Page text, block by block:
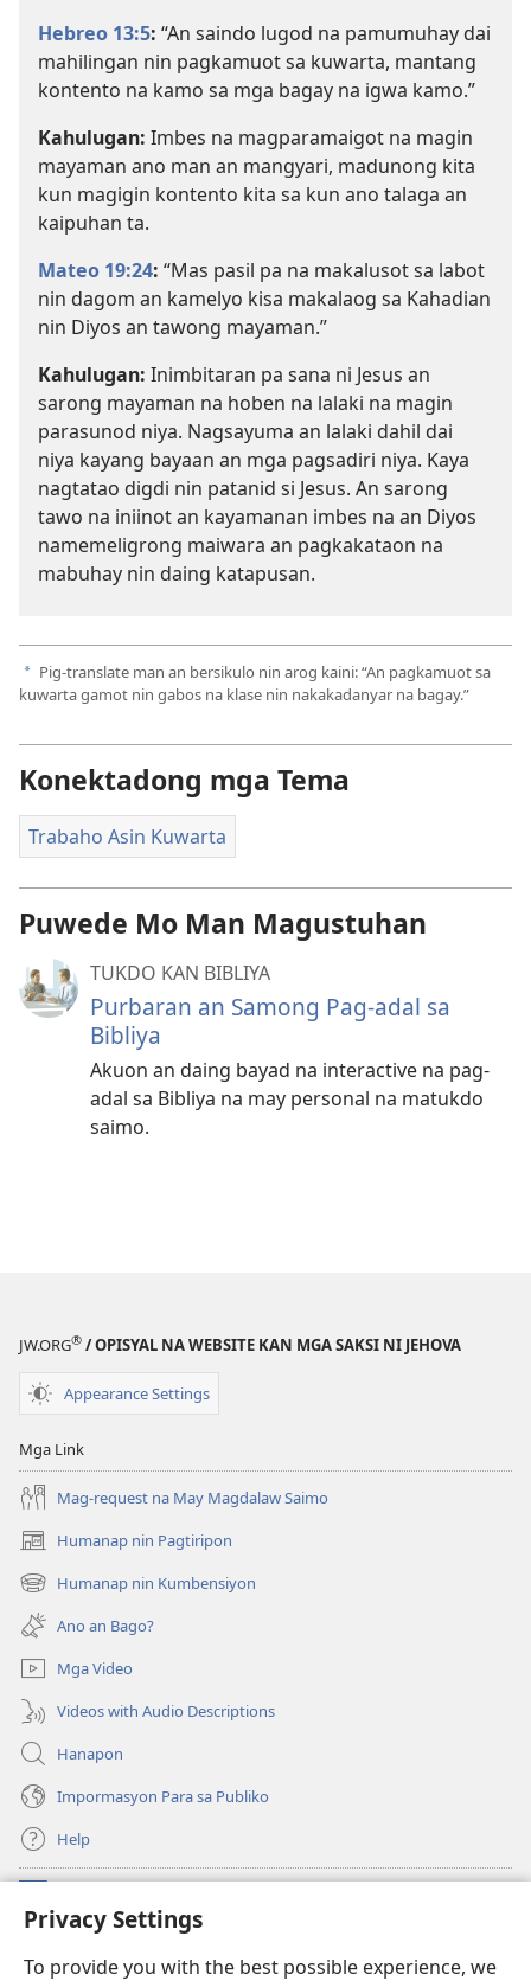
Privacy Settings
To provide you with the best possible experience, we
Hebreo 13:5: “An saindo lugod na pamumuhay dai
mahilingan nin pagkamuot sa kuwarta, mantang
kontento na kamo sa mga bagay na igwa kamo.”
Kahulugan: Imbes na magparamaigot na magin
mayaman ano man an mangyari, madunong kita
kun magigin kontento kita sa kun ano talaga an
kaipuhan ta.
Mateo 19:24: “Mas pasil pa na makalusot sa labot
nin dagom an kamelyo kisa makalaog sa Kahadian
nin Diyos an tawong mayaman.”
Kahulugan: Inimbitaran pa sana ni Jesus an
sarong mayaman na hoben na lalaki na magin
parasunod niya. Nagsayuma an lalaki dahil dai
niya kayang bayaan an mga pagsadiri niya. Kaya
nagtatao digdi nin patanid si Jesus. An sarong
tawo na iniinot an kayamanan imbes na an Diyos
namemeligrong maiwara an pagkakataon na
mabuhay nin daing katapusan.
a Pig-translate man an bersikulo nin arog kaini: “An pagkamuot sa
kuwarta gamot nin gabos na klase nin nakakadanyar na bagay.”
Konektadong mga Tema
Trabaho Asin Kuwarta
Puwede Mo Man Magustuhan
TUKDO KAN BIBLIYA
Purbaran an Samong Pag-adal sa
Bibliya
Akuon an daing bayad na interactive na pag-
adal sa Bibliya na may personal na matukdo
saimo.
JW.ORG® / OPISYAL NA WEBSITE KAN MGA SAKSI NI JEHOVA
Appearance Settings
Mga Link
Mag-request na May Magdalaw Saimo
Humanap nin Pagtiripon
(opens
new
window)
Humanap nin Kumbensiyon
(opens
new
window)
Ano an Bago?
Mga Video
Videos with Audio Descriptions
Hanapon
Impormasyon Para sa Publiko
Help
(opens
new
Watchtower ONLINE NA LIBRARYA
(opens